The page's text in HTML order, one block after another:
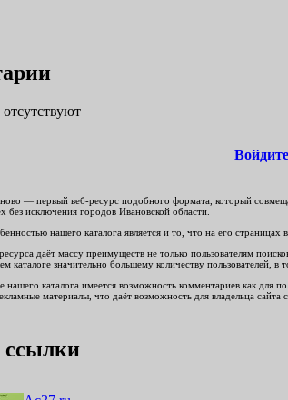
Войдите
— первый веб-ресурс подобного формата, который
без исключения городов Ивановской области.
нашего каталога является и то, что на его
даёт массу преимуществ не только пользователям
каталоге значительно большему количеству
каталога имеется возможность комментариев как для
материалы, что даёт возможность для владельца
ссылки